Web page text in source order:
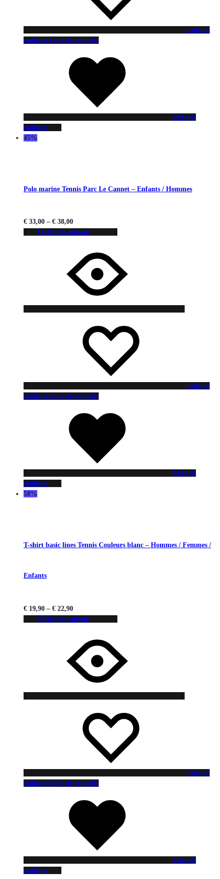
Liste de
souhaits Liste de souhaits
Liste de
souhaits
45%
Polo marine Tennis Parc Le Cannet – Enfants / Hommes
€ 33,00 – € 38,00
Choix des options
Liste de
souhaits Liste de souhaits
Liste de
souhaits
58%
T-shirt basic lines Tennis Couleurs blanc – Hommes / Femmes /
Enfants
€ 19,90 – € 22,90
Choix des options
Liste de
souhaits Liste de souhaits
Liste de
souhaits